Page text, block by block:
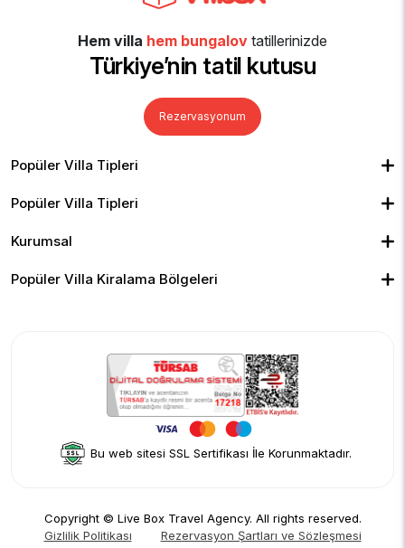
Hem villa hem bungalov tatillerinizde
Türkiye’nin tatil kutusu
Rezervasyonum
Popüler Villa Tipleri
Kiralık Bungalov
Kapalı Havuzlu Villalar
Geniş Ailelere Uygun Villalar
Popüler Villa Tipleri
Denize Yakın Villalar
Merkeze Yakın Villalar
Kurumsal
Yorumlar
Hakkımızda
Popüler Villa Kiralama Bölgeleri
Bu web sitesi SSL Sertifikası İle Korunmaktadır.
Copyright © Live Box Travel Agency. All rights reserved.
Gizlilik Politikası
Rezervasyon Şartları ve Sözleşmesi